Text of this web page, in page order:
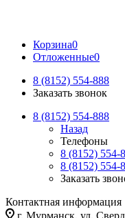
Корзина0
Отложенные0
8 (8152) 554-888
Заказать звонок
8 (8152) 554-888
Назад
Телефоны
8 (8152) 554-
8 (8152) 554-
Заказать
Контактная информация
г. Мурманск, ул.